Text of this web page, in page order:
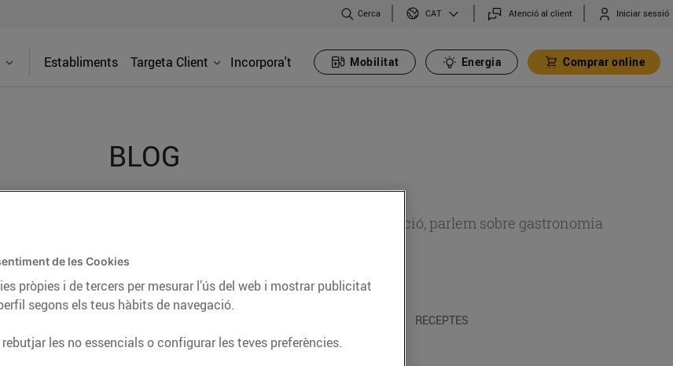
Cerca CAT Atenció al client Iniciar sessió
Establiments Targeta Client Incorpora't Mobilitat Energia Comprar online
BLOG
consells nutricionals, informació d’actualitat sobre alimentació, parlem sobre gastronomia
del nostre territori i molts altres temes.
RECEPTES
de les Cookies
pròpies i de tercers per mesurar l’ús del web i mostrar publicitat
segons els teus hàbits de navegació.
les no essencials o configurar les teves preferències.